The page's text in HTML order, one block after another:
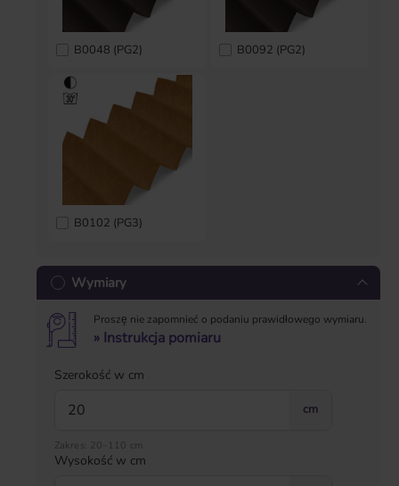
B0048 (PG2) B0092 (PG2)
B0102 (PG3)
Wymiary
Proszę nie zapomnieć o podaniu prawidłowego wymiaru.
» Instrukcja pomiaru
Szerokość w cm
cm
Zakres: 20–110 cm
Wysokość w cm